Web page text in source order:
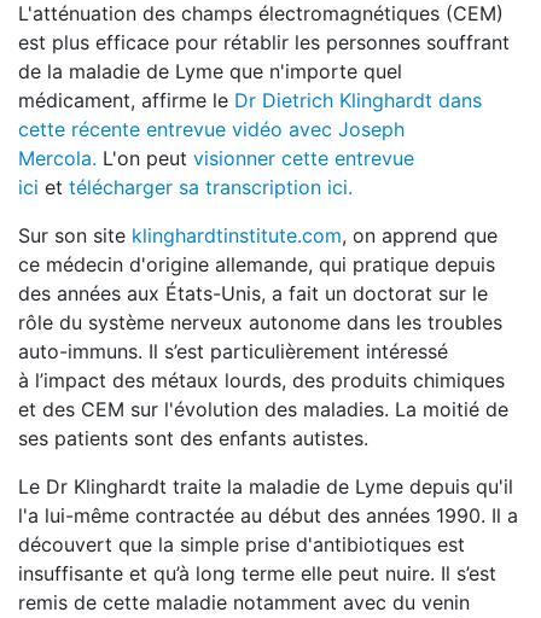
L'atténuation des champs électromagnétiques (CEM)
est plus efficace pour rétablir les personnes souffrant
de la maladie de Lyme que n'importe quel
médicament, affirme le Dr Dietrich Klinghardt dans
cette récente entrevue vidéo avec Joseph
Mercola. L'on peut visionner cette entrevue
ici et télécharger sa transcription ici.
Sur son site klinghardtinstitute.com, on apprend que
ce médecin d'origine allemande, qui pratique depuis
des années aux États-Unis, a fait un doctorat sur le
rôle du système nerveux autonome dans les troubles
auto-immuns. Il s’est particulièrement intéressé
à l’impact des métaux lourds, des produits chimiques
et des CEM sur l'évolution des maladies. La moitié de
ses patients sont des enfants autistes.
Le Dr Klinghardt traite la maladie de Lyme depuis qu'il
l'a lui-même contractée au début des années 1990. Il a
découvert que la simple prise d'antibiotiques est
insuffisante et qu’à long terme elle peut nuire. Il s’est
remis de cette maladie notamment avec du venin